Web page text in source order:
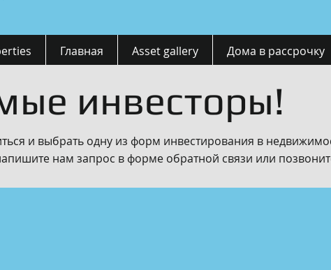
Главная Asset gallery Дома в рассрочку
инвесторы!
и выбрать одну из форм инвестирования в
нам запрос в форме обратной связи или